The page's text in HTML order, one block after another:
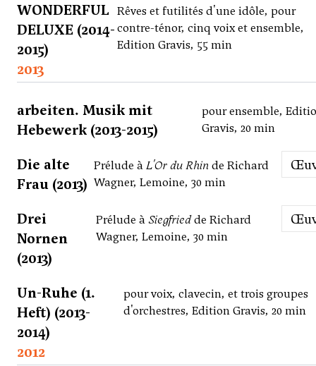
WONDERFUL
DELUXE (2014-
2015)
Rêves et futilités d'une idôle, pour
contre-ténor, cinq voix et ensemble,
Edition Gravis, 55 min
2013
arbeiten. Musik mit
Hebewerk (2013-2015)
pour ensemble,
Gravis, 20 min
Die alte
Frau (2013)
Prélude àL'Or du Rhinde Richard
Wagner, Lemoine, 30 min
Drei
Nornen
(2013)
Prélude àSiegfriedde Richard
Wagner, Lemoine, 30 min
Un-Ruhe (1.
Heft) (2013-
2014)
pour voix, clavecin, et trois groupes
d'orchestres, Edition Gravis, 20 min
2012